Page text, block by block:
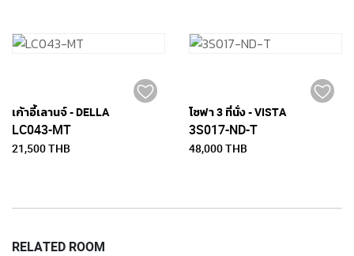
เก้าอี้เลานจ์ - DELLA
LC043-MT
21,500 THB
โซฟา 3 ที่นั่ง - VISTA
3S017-ND-T
48,000 THB
RELATED ROOM